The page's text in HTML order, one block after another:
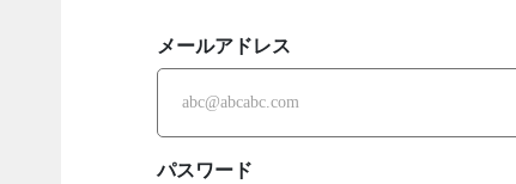
メールアドレス
パスワード